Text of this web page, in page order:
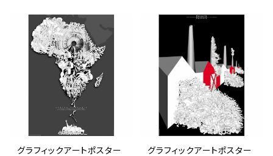
グラフィックアートポスター
グラフィックアートポスター